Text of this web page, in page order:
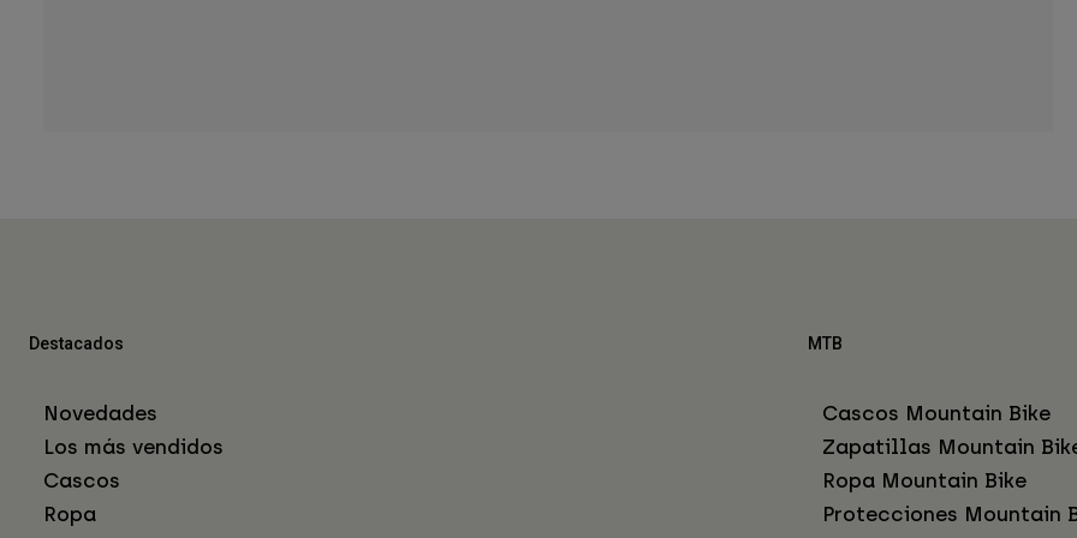
Destacados
Novedades
Los más vendidos
Cascos
Ropa
MTB
Cascos Mountain Bike
Zapatillas Mountain
Ropa Mountain Bike
Protecciones Mountain